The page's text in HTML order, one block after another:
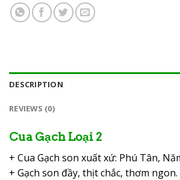
DESCRIPTION
REVIEWS (0)
Cua Gạch Loại 2
+ Cua Gạch son xuất xứ: Phú Tân,
+ Gạch son đầy, thịt chắc, thơm ngon.